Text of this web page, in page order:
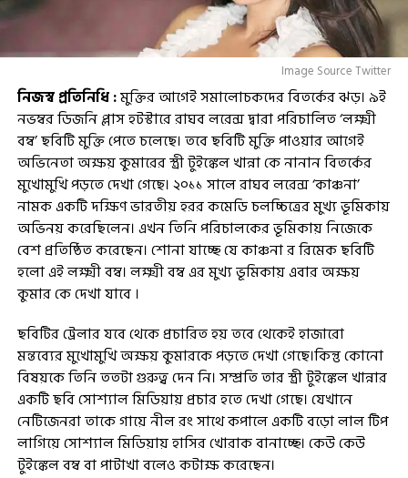
Image Source Twitter
নিজস্ব প্রতিনিধি :মুক্তির আগেই সমালোচকদের বিতর্কের ঝড়। ৯ই
নভম্বর ডিজনি প্লাস হটস্টারে রাঘব লরেন্স দ্বারা পরিচালিত ‘লক্ষ্মী
বম্ব’ ছবিটি মুক্তি পেতে চলেছে। তবে ছবিটি মুক্তি পাওয়ার আগেই
অভিনেতা অক্ষয় কুমারের স্ত্রী টুইঙ্কেল খান্না কে নানান বিতর্কের
মুখোমুখি পড়তে দেখা গেছে। ২০১১ সালে রাঘব লরেন্স ‘কাঞ্চনা’
নামক একটি দক্ষিণ ভারতীয় হরর কমেডি চলচ্চিত্রের মুখ্য ভূমিকায়
অভিনয় করেছিলেন। এখন তিনি পরিচালকের ভূমিকায় নিজেকে
বেশ প্রতিষ্ঠিত করেছেন। শোনা যাচ্ছে যে কাঞ্চনা র রিমেক ছবিটি
হলো এই লক্ষ্মী বম্ব। লক্ষ্মী বম্ব এর মুখ্য ভূমিকায় এবার অক্ষয়
কুমার কে দেখা যাবে ।
ছবিটির ট্রেলার যবে থেকে প্রচারিত হয় তবে থেকেই হাজারো
মন্তব্যের মুখোমুখি অক্ষয় কুমারকে পড়তে দেখা গেছে।কিন্তু কোনো
বিষয়কে তিনি ততটা গুরুত্ব দেন নি। সম্প্রতি তার স্ত্রী টুইঙ্কেল খান্নার
একটি ছবি সোশ্যাল মিডিয়ায় প্রচার হতে দেখা গেছে। যেখানে
নেটিজেনরা তাকে গায়ে নীল রং সাথে কপালে একটি বড়ো লাল টিপ
লাগিয়ে সোশ্যাল মিডিয়ায় হাসির খোরাক বানাচ্ছে। কেউ কেউ
টুইঙ্কেল বম্ব বা পাটাখা বলেও কটাক্ষ করেছেন।